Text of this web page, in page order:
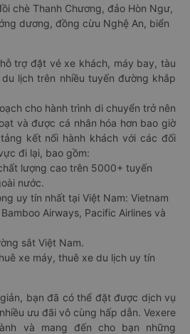
chè Thanh Chương, đảo Hòn Ngư,
dương, đồng cừu Nghệ An, biển
trợ đặt vé xe khách, máy bay, tàu
lịch trên nhiều tuyến đường khắp
cho hành trình di chuyển trở nên
và được cá nhân hóa hơn bao giờ
kết nối hành khách với các đối
đi lại, bao gồm:
lượng cao trên 5000+ tuyến
nước.
uy tín nhất tại Việt Nam: Vietnam
Airways, Pacific Airlines và
sắt Việt Nam.
xe máy, thuê xe du lịch uy tín
bạn đã có thể đặt được dịch vụ
ưu đãi vô cùng hấp dẫn. Vexere
và mang đến cho bạn những